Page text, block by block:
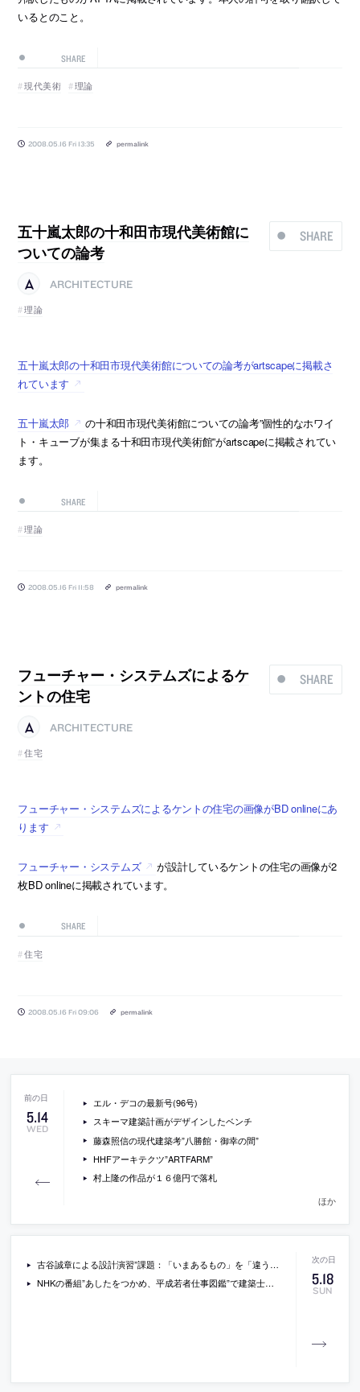
いるとのこと。
SHARE
現代美術 理論
2008.05.16 Fri 13:35 permalink
SHARE
五十嵐太郎の十和田市現代美術館に
ついての論考
ARCHITECTURE
理論
五十嵐太郎の十和田市現代美術館についての論考がartscapeに掲載さ
れています
五十嵐太郎
の十和田市現代美術館についての論考”個性的なホワイ
ト・キューブが集まる十和田市現代美術館”がartscapeに掲載されてい
ます。
SHARE
理論
2008.05.16 Fri 11:58 permalink
SHARE
フューチャー・システムズによるケ
ントの住宅
ARCHITECTURE
住宅
フューチャー・システムズによるケントの住宅の画像がBD onlineにあ
ります
フューチャー・システムズ
が設計しているケントの住宅の画像が2
枚BD onlineに掲載されています。
SHARE
住宅
2008.05.16 Fri 09:06 permalink
5.14
WED
エル・デコの最新号(96号)
スキーマ建築計画がデザインしたベンチ
藤森照信の現代建築考”八勝館・御幸の間”
HHFアーキテクツ”ARTFARM”
村上隆の作品が１６億円で落札
ほか
5.18
SUN
古谷誠章による設計演習”課題：「いまあるもの」を「違うもの」へ”の学生作品
NHKの番組”あしたをつかめ、平成若者仕事図鑑”で建築士が特集